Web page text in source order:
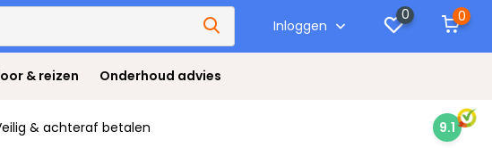
Inloggen
0 0
& reizen Onderhoud advies
& achteraf betalen 9.1